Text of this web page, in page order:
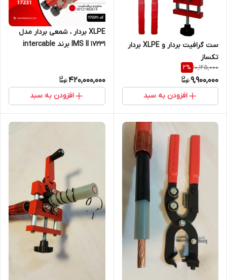
ست گرافیت بردار و XLPE بردار
تکساز
10,125,000
2%
9,900,000
افزودن به سبد
XLPE بردار ، شمعی بردار مدل
IMS II 17231 برند intercable
420,000,000
افزودن به سبد